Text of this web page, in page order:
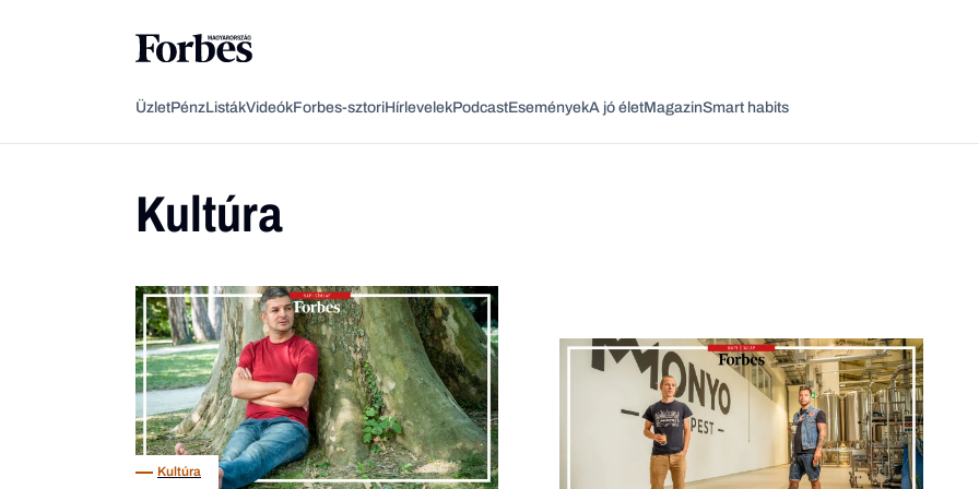
Vagy fedezze fel a következő témákat
Üzlet Pénz Zöld Legyél jobb!
ÜzletPénzListákVideókForbes-sztoriHírlevelekPodcastEseményekA jó életMagazinSmart habits
Kultúra
Kultúra